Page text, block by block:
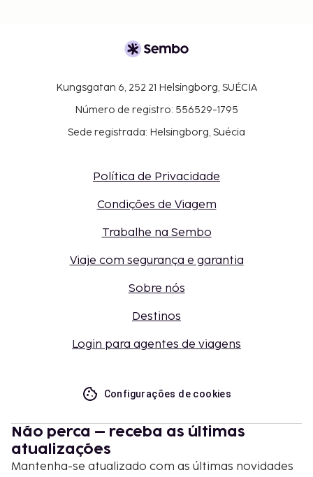
Kungsgatan 6, 252 21 Helsingborg, SUÉCIA
Número de registro: 556529-1795
Sede registrada: Helsingborg, Suécia
Política de Privacidade
Condições de Viagem
Trabalhe na Sembo
Viaje com segurança e garantia
Sobre nós
Destinos
Login para agentes de viagens
Configurações de cookies
Não perca – receba as últimas
atualizações
Mantenha-se atualizado com as últimas novidades